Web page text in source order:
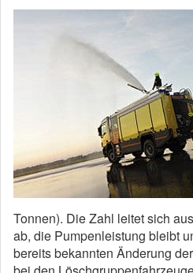
Tonnen). Die Zahl leitet sich
ab, die Pumpenleistung bleibt
bereits bekannten Änderung